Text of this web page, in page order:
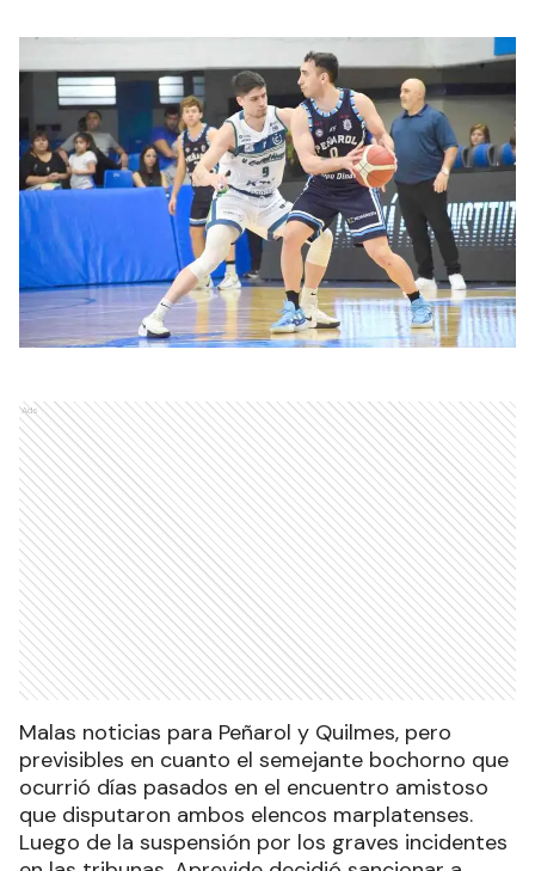
Ads
Malas noticias para Peñarol y Quilmes, pero
previsibles en cuanto el semejante bochorno que
ocurrió días pasados en el encuentro amistoso
que disputaron ambos elencos marplatenses.
Luego de la suspensión por los graves incidentes